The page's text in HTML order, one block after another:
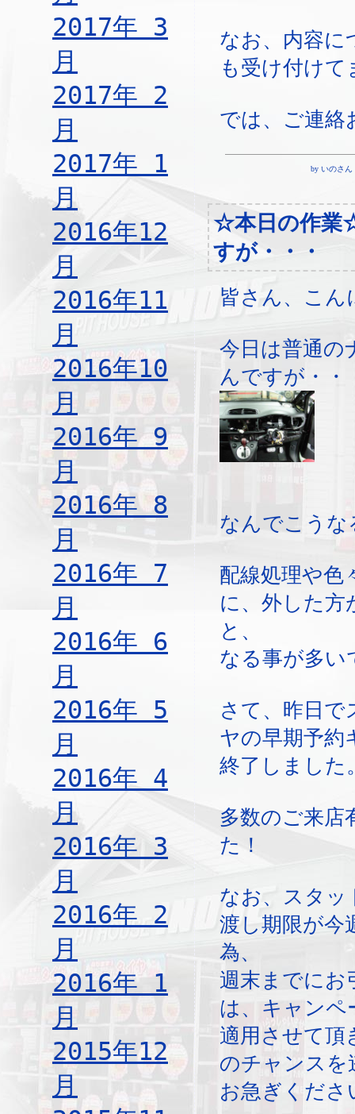
2017年 3
月
2017年 2
月
2017年 1
月
2016年12
月
2016年11
月
2016年10
月
2016年 9
月
2016年 8
月
2016年 7
月
2016年 6
月
2016年 5
月
2016年 4
月
2016年 3
月
2016年 2
月
2016年 1
月
2015年12
月
なお、内容に
も受け付けて
では、ご連絡
by いのさん
☆本日の作
すが・・・
皆さん、こん
今日は普通の
んですが・・
なんでこうな
配線処理や色
に、外した方
と、
なる事が多い
さて、昨日
ヤの早期予約
終了しました
多数のご来店
た！
なお、スタッ
渡し期限が今
為、
週末までにお
は、キャンペ
適用させて頂
のチャンスを
お急ぎくださ